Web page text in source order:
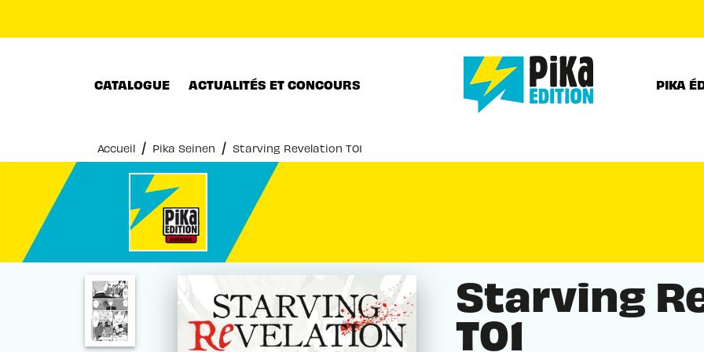
CATALOGUE ACTUALITÉS ET CONCOURS PIKA
Accueil / Pika Seinen / Starving Revelation T01
Starving
T01